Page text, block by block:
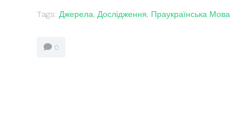
Tags: Джерела Дослідження Праукраїнська Мова
0